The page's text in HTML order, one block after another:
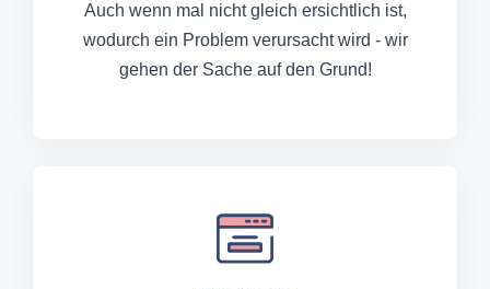
Auch wenn mal nicht gleich ersichtlich ist,
wodurch ein Problem verursacht wird - wir
gehen der Sache auf den Grund!